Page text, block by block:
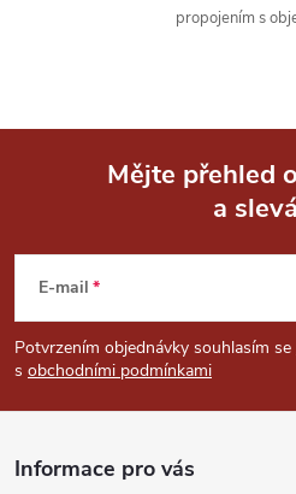
propojením s
p
a
Mějte přehled
a
E-mail
Potvrzením objednávky souhlasím se
s obchodními podmínkami
Informace pro vás